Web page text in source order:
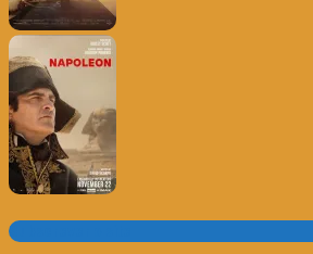
Subscrever o site